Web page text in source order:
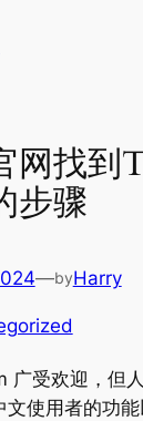
网找到
步骤
—byHarry
广受欢迎，但
使用者的功